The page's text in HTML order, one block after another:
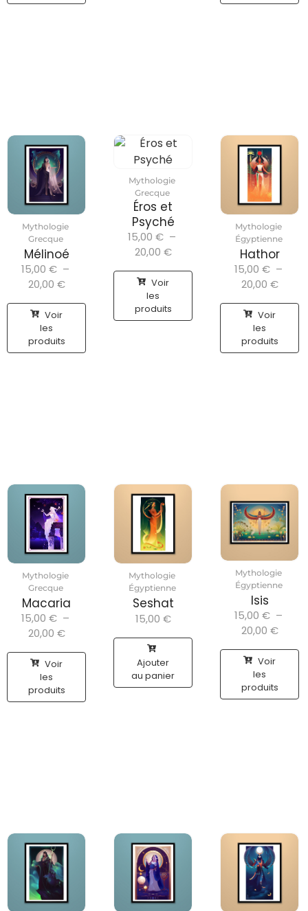
Mythologie
Grecque
Mélinoé
15,00 € –
20,00 €
Voir
les
produits
Mythologie
Grecque
Éros et
Psyché
15,00 € –
20,00 €
Voir
les
produits
Mythologie
Égyptienne
Hathor
15,00 € –
20,00 €
Voir
les
produits
Mythologie
Grecque
Macaria
15,00 € –
20,00 €
Voir
les
produits
Mythologie
Égyptienne
Seshat
15,00 €
Ajouter
au panier
Mythologie
Égyptienne
Isis
15,00 € –
20,00 €
Voir
les
produits